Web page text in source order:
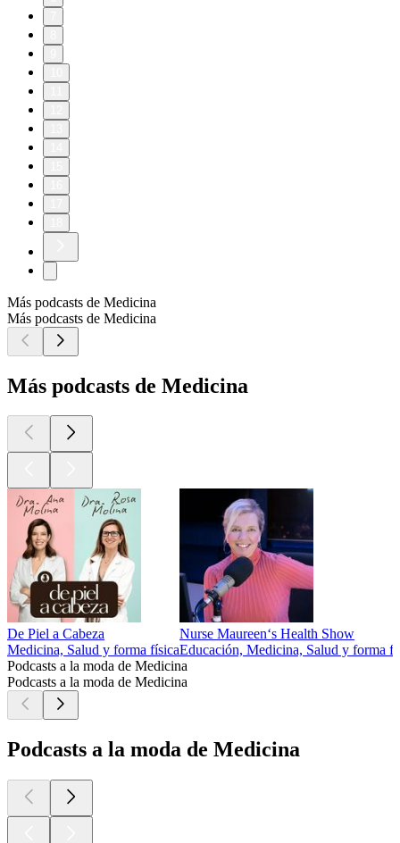
Más podcasts de Medicina
Más podcasts de Medicina
Más podcasts de Medicina
De Piel a Cabeza
Medicina, Salud y forma física
Nurse Maureen‘s Health Show
Educación, Medicina, Salud y forma
Podcasts a la moda de Medicina
Podcasts a la moda de Medicina
Podcasts a la moda de Medicina